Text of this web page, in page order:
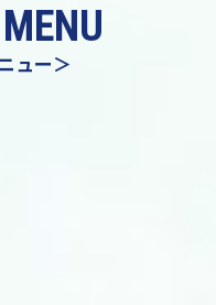
ュー＞